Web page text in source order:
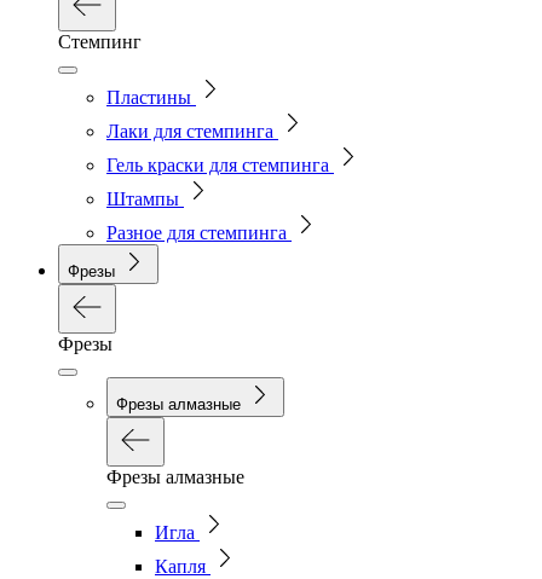
Стемпинг
Пластины
Лаки для стемпинга
Гель краски для стемпинга
Штампы
Разное для стемпинга
Фрезы
Фрезы
Фрезы алмазные
Фрезы алмазные
Игла
Капля